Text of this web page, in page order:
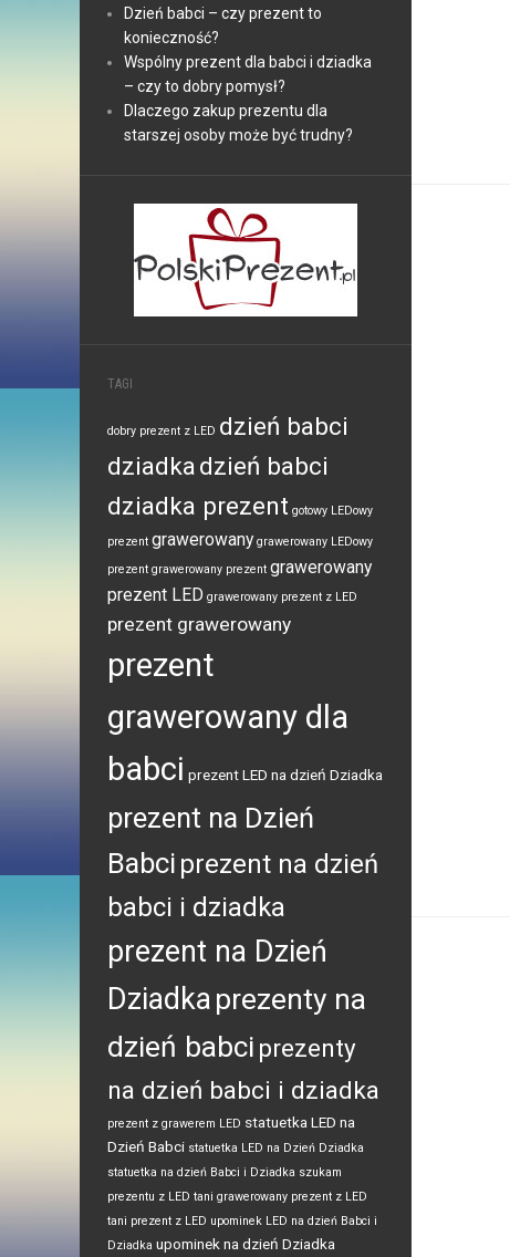
Dzień babci – czy prezent to
konieczność?
Wspólny prezent dla babci i dziadka
– czy to dobry pomysł?
Dlaczego zakup prezentu dla
starszej osoby może być trudny?
TAGI
dobry prezent z LED dzień babci
dziadkadzień babci
dziadka prezent gotowy LEDowy
prezent grawerowany grawerowany LEDowy
prezent grawerowany prezent grawerowany
prezent LED grawerowany prezent z LED
prezent grawerowany
prezent
grawerowany dla
babci prezent LED na dzień Dziadka
prezent na Dzień
Babci prezent na dzień
babci i dziadka
prezent na Dzień
Dziadka prezenty na
dzień babci prezenty
na dzień babci i dziadka
prezent z grawerem LED statuetka LED na
Dzień Babci statuetka LED na Dzień Dziadka
statuetka na dzień Babci i Dziadka szukam
prezentu z LED tani grawerowany prezent z LED
tani prezent z LED upominek LED na dzień Babci i
Dziadka upominek na dzień Dziadka